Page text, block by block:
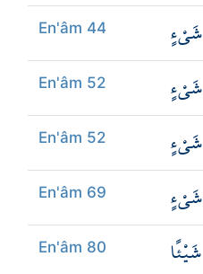
En'âm 44 شَيْءٍ
En'âm 52 شَيْءٍ
En'âm 52 شَيْءٍ
En'âm 69 شَيْءٍ
En'âm 80 شَيْئًا